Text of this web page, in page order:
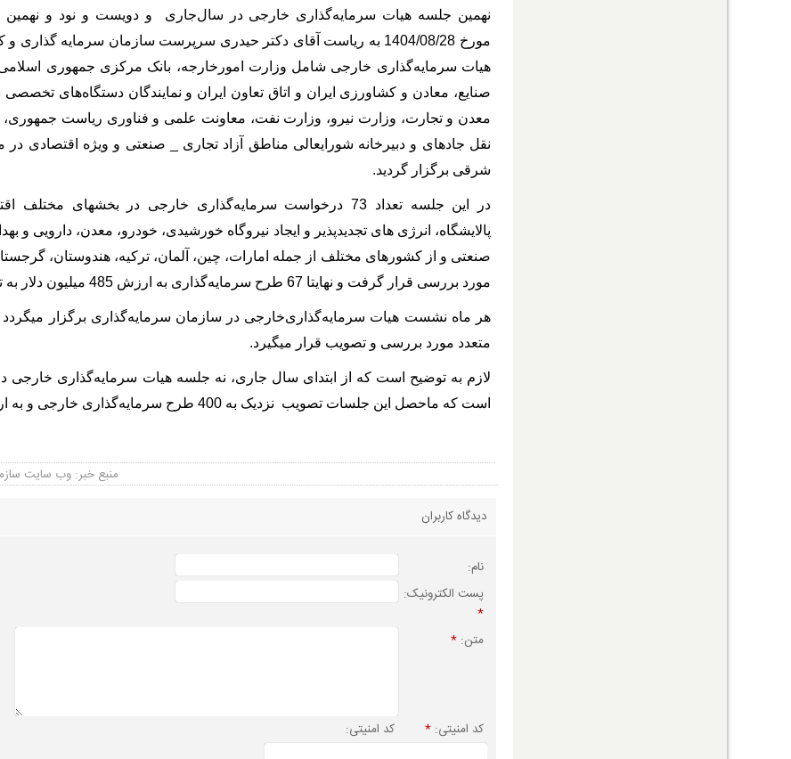
نهمین جلسه هیات سرمایه‌گذاری خارجی در سال‌جاری و دویست و نود و نهمین
مورخ 1404/08/28 به ریاست آقای دکتر حیدری سرپرست سازمان سرمایه‌
هیات سرمایه‌گذاری خارجی شامل وزارت امورخارجه، بانک مرکزی جمهوری اسلامی
صنایع، معادن و کشاورزی ایران و اتاق تعاون ایران و نمایندگان دستگاه‌های
معدن و تجارت، وزارت نیرو، وزارت نفت، معاونت علمی و فناوری ریاست
نقل جاده­ای و دبیرخانه شورایعالی مناطق آزاد تجاری _ صنعتی و ویژه اقتصادی در
شرقی برگزار گردید.
در این جلسه تعداد 73 درخواست سرمایه‌­گذاری خارجی در بخش­های
پالایشگاه، انرژی­ های تجدیدپذیر و ایجاد نیروگاه خورشیدی، خودرو، معدن، دارویی
صنعتی و از کشورهای مختلف از جمله امارات، چین، آلمان، ترکیه، هندوستان،
مورد بررسی قرار گرفت و نهایتا 67 طرح سرمایه­‌گذاری به ارزش 485 میلیون دلار به تصویب هیات سرمایه‌گذاری خارجی رسید.
هر ماه نشست هیات سرمایه‌­گذاری‌خارجی در سازمان سرمایه­‌گذاری برگزار
متعدد مورد بررسی و تصویب قرار می­گیرد.
است که ماحصل این جلسات تصویب نزدیک به 400 طرح سرمایه­‌گذاری خارجی و به ارزش بالغ بر دوازده میلیارد دلار بوده است.
منبع خبر: وب سایت
دیدگاه کاربران
نام:
پست الکترونیک:
*
متن: *
کد امنیتی: * کد امنیتی: